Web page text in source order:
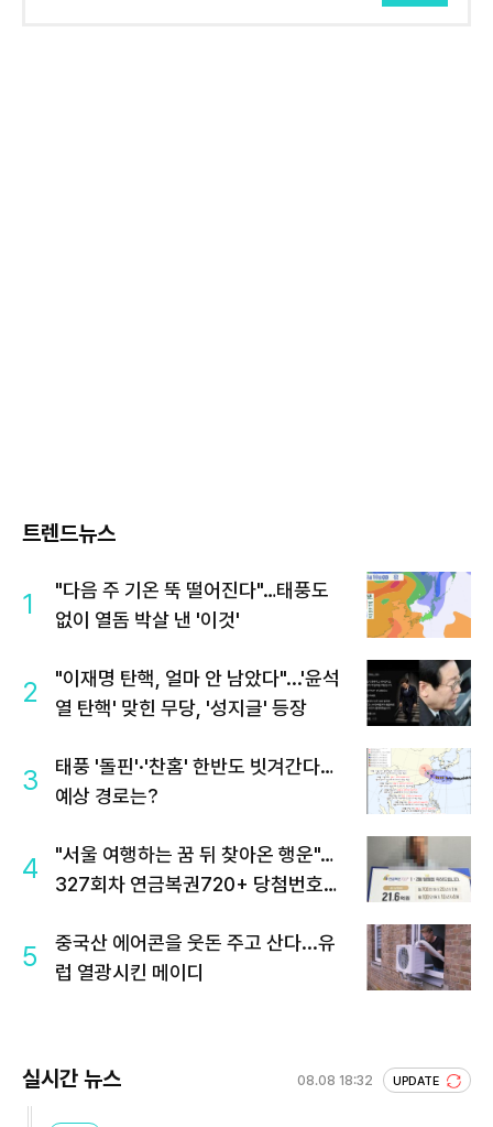
트렌드뉴스
1
"다음 주 기온 뚝 떨어진다"…태풍도
없이 열돔 박살 낸 '이것'
2
"이재명 탄핵, 얼마 안 남았다"...'윤석
열 탄핵' 맞힌 무당, '성지글' 등장
3
태풍 '돌핀'·'찬홈' 한반도 빗겨간다…
예상 경로는?
4
"서울 여행하는 꿈 뒤 찾아온 행운"…
327회차 연금복권720+ 당첨번호조
5
중국산 에어콘을 웃돈 주고 산다...유
럽 열광시킨 메이디
실시간 뉴스 08.08 18:32 UPDATE